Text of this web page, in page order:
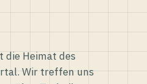
die Heimat des
Wir treffen uns